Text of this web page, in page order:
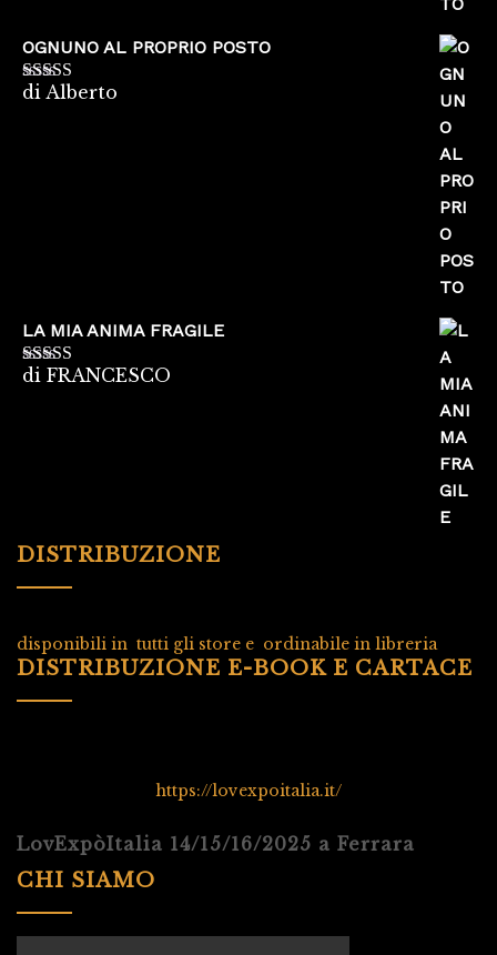
OGNUNO AL PROPRIO POSTO
Valutato5su
di Alberto
LA MIA ANIMA FRAGILE
Valutato5su
di FRANCESCO
DISTRIBUZIONE
disponibili in tutti gli store e ordinabile in libreria
DISTRIBUZIONE E-BOOK E CARTACE
https://lovexpoitalia.it/
LovExpòItalia 14/15/16/2025 a Ferrara
CHI SIAMO